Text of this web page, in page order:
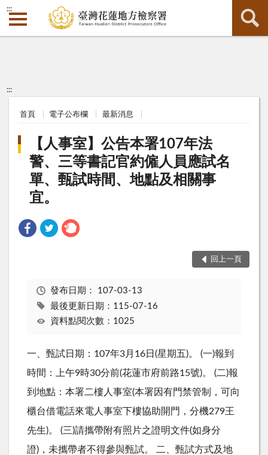
:::
:::
首頁 電子公布欄 最新消息
【人事室】公告本署107年法
警、三等書記官約僱人員應試名
單、甄試時間、地點及相關事
宜。
回上一頁
發布日期： 107-03-13
最後更新日期：115-07-16
資料點閱次數：1025
一、甄試日期：107年3月16日(星期五)。 (一)報到
時間：上午9時30分前(花蓮市府前路15號)。 (二)報
到地點：本署二樓人事室(本署因有門禁管制，可向
櫃台借電話來電人事室下樓協助開門，分機279王
先生)。 (三)請攜帶附有照片之證明文件(如身分
證)，未攜帶者不得參與甄試。 二、甄試方式及地